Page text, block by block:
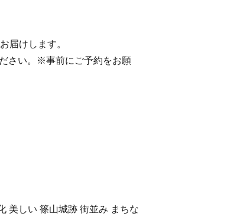
届けします。
さい。※事前にご予約をお願
美しい 篠山城跡 街並み まちな